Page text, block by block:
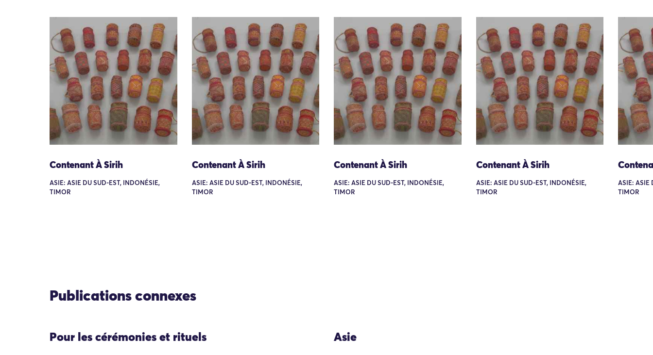
Contenant À Sirih
ASIE: ASIE DU SUD-EST, INDONÉSIE,
TIMOR
Contenant À Sirih
ASIE: ASIE DU SUD-EST, INDONÉSIE,
TIMOR
Contenant À Sirih
ASIE: ASIE DU SUD-EST, INDONÉSIE,
TIMOR
Contenant À Sirih
ASIE: ASIE DU SUD-EST, INDONÉSIE,
TIMOR
ASIE: ASIE
TIMOR
Publications connexes
Pour les cérémonies et rituels Asie